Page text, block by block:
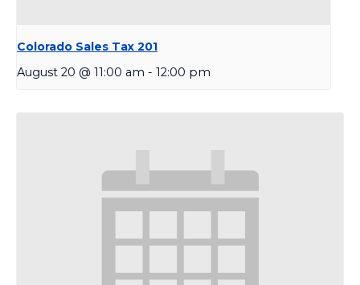
Colorado Sales Tax 201
August 20 @ 11:00 am - 12:00 pm